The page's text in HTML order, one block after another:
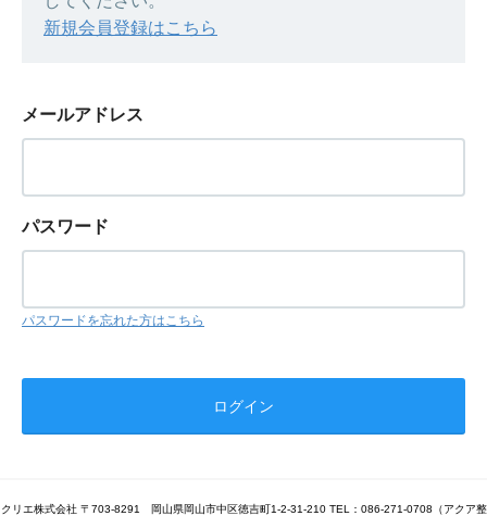
新規会員登録はこちら
メールアドレス
パスワード
パスワードを忘れた方はこちら
クリエ株式会社 〒703-8291 岡山県岡山市中区徳吉町1-2-31-210 TEL：086-271-0708（アクア整